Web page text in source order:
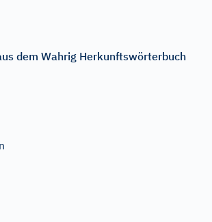
dem Wahrig Herkunftswörterbuch